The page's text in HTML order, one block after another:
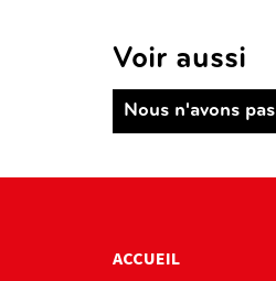
Voir aussi
Nous n'avons
ACCUEIL